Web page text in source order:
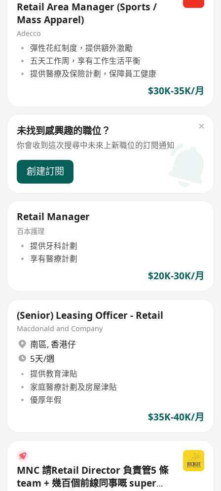
Retail Area Manager (Sports /
Mass Apparel)
Adecco
彈性花紅制度，提供額外激勵
五天工作周，享有工作生活平衡
提供醫療及保險計劃，保障員工健康
$30K-35K/月
未找到感興趣的職位？
你會收到這次搜尋中未來上新職位的訂閱通知
創建訂閱
Retail Manager
百本護理
提供牙科計劃
享有醫療計劃
$20K-30K/月
(Senior) Leasing Officer - Retail
Macdonald and Company
南區, 香港仔
5天/週
提供教育津貼
家庭醫療計劃及房屋津貼
優厚年假
$35K-40K/月
MNC 請Retail Director 負責管5 條
team + 幾百個前線同事嘅 super